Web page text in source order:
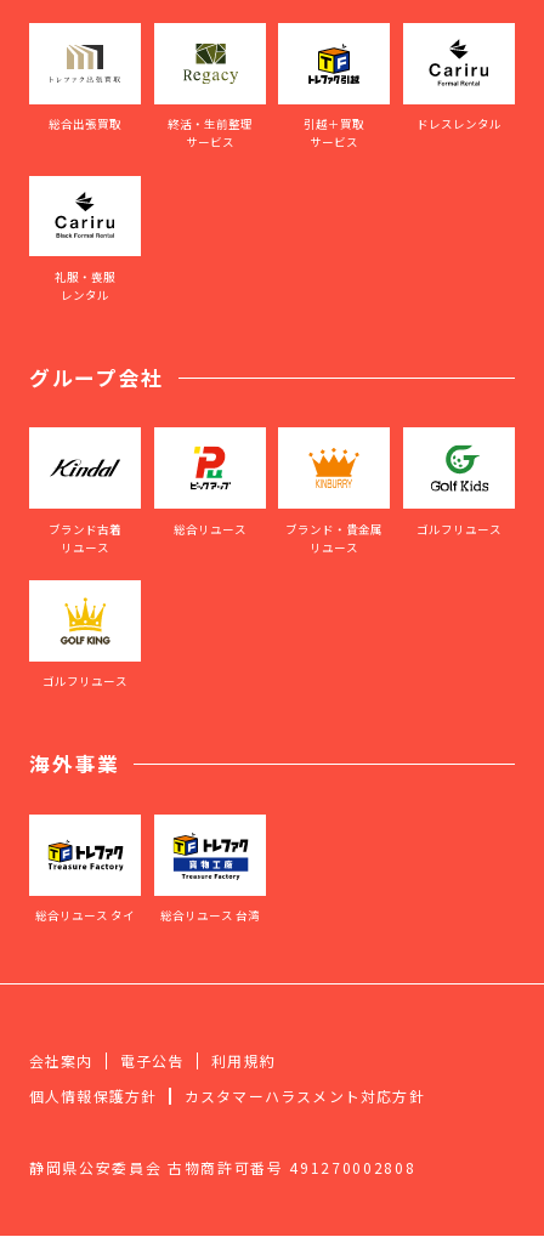
総合出張買取
終活・生前整理
サービス
引越＋買取
サービス
ドレスレンタル
礼服・喪服
レンタル
グループ会社
ブランド古着
リユース
総合リユース
ブランド・貴金属
リユース
ゴルフリユース
ゴルフリユース
海外事業
総合リユース タイ 総合リユース 台湾
会社案内 電子公告
利用規約
個人情報保護方針
カスタマーハラスメント対応方針
静岡県公安委員会 古物商許可番号 491270002808